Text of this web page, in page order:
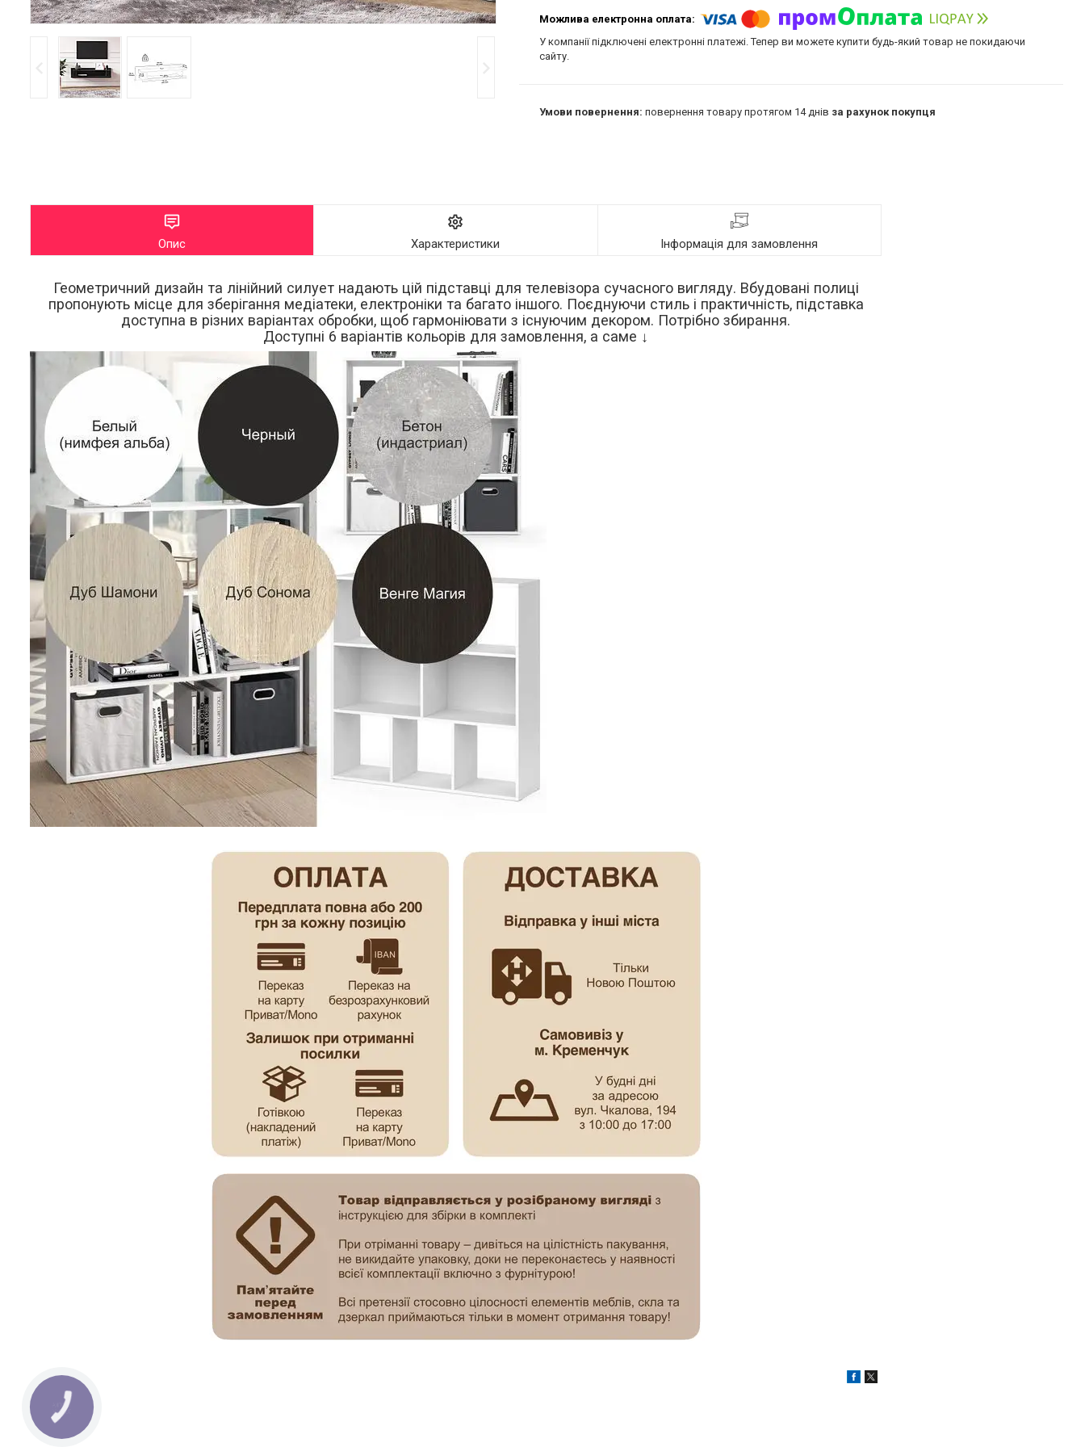
У компанії підключені електронні платежі. Тепер ви можете купити будь-який товар не покидаючи
сайту.
повернення товару протягом 14 днів за рахунок покупця
Опис Характеристики Інформація для замовлення
Геометричний дизайн та лінійний силует надають цій підставці для телевізора сучасного вигляду. Вбудовані полиці
пропонують місце для зберігання медіатеки, електроніки та багато іншого. Поєднуючи стиль і практичність, підставка
доступна в різних варіантах обробки, щоб гармоніювати з існуючим декором. Потрібно збирання.
Доступні 6 варіантів кольорів для замовлення, а саме ↓